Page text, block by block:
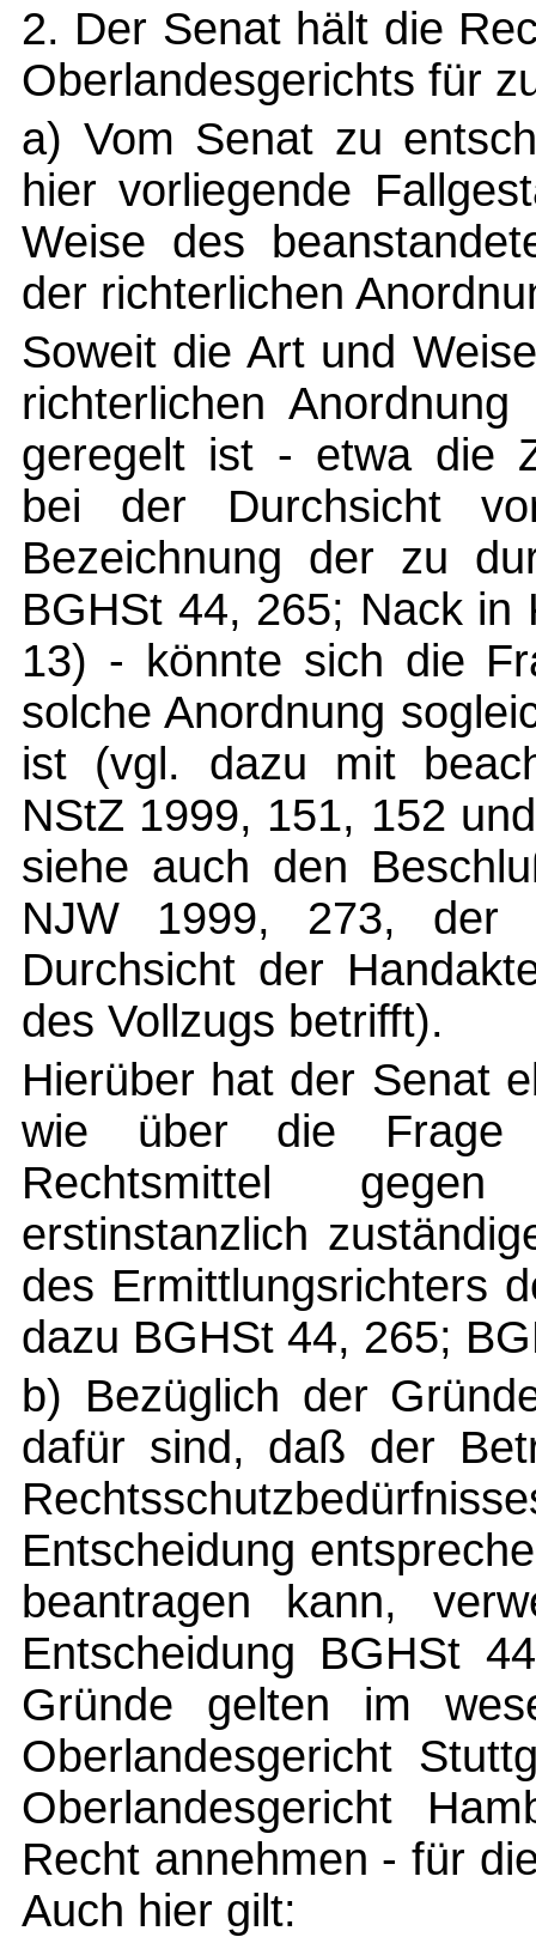
2. Der Senat hält die
Oberlandesgerichts für
a) Vom Senat zu
hier vorliegende
Weise des
der richterlichen
Soweit die Art und
richterlichen
geregelt ist - etwa die
bei der Durchsicht
Bezeichnung der zu
BGHSt 44, 265; Nack
13) - könnte sich die
solche Anordnung
ist (vgl. dazu mit
NStZ 1999, 151, 152
siehe auch den
NJW 1999, 273,
Durchsicht der
des Vollzugs betrifft).
Hierüber hat der Senat
wie über die Frage
Rechtsmittel
erstinstanzlich
des Ermittlungsrichters
dazu BGHSt 44, 265;
b) Bezüglich der
dafür sind, daß der
Entscheidung
beantragen kann,
Entscheidung BGHSt
Gründe gelten im
Oberlandesgericht
Oberlandesgericht
Recht annehmen - für
Auch hier gilt: